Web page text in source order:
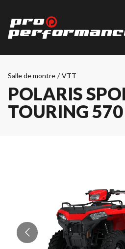
Salle de montre / VTT
POLARIS
TOURING